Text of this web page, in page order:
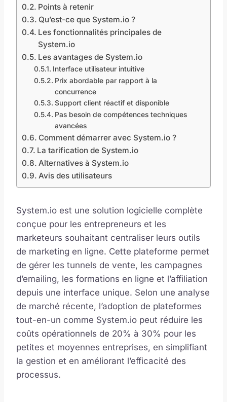
Points à retenir
Qu’est-ce que System.io ?
Les fonctionnalités principales de
System.io
Les avantages de System.io
Interface utilisateur intuitive
Prix abordable par rapport à la
concurrence
Support client réactif et disponible
Pas besoin de compétences techniques
avancées
Comment démarrer avec System.io ?
La tarification de System.io
Alternatives à System.io
Avis des utilisateurs
System.io est une solution logicielle complète
conçue pour les entrepreneurs et les
marketeurs souhaitant centraliser leurs outils
de marketing en ligne. Cette plateforme permet
de gérer les tunnels de vente, les campagnes
d’emailing, les formations en ligne et l’affiliation
depuis une interface unique. Selon une analyse
de marché récente, l’adoption de plateformes
tout-en-un comme System.io peut réduire les
coûts opérationnels de 20% à 30% pour les
petites et moyennes entreprises, en simplifiant
la gestion et en améliorant l’efficacité des
processus.